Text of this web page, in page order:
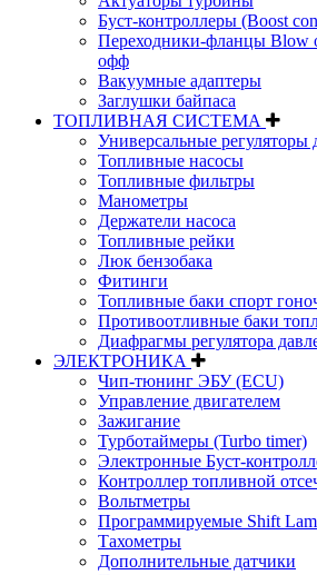
Буст-контроллеры (Boost
Переходники-фланцы Blow
офф
Вакуумные адаптеры
Заглушки байпаса
ТОПЛИВНАЯ СИСТЕМА
Универсальные регуляторы
Топливные насосы
Топливные фильтры
Манометры
Держатели насоса
Топливные рейки
Люк бензобака
Фитинги
Топливные баки спорт
Противоотливные баки
Диафрагмы регулятора
ЭЛЕКТРОНИКА
Чип-тюнинг ЭБУ (ECU)
Управление двигателем
Зажигание
Турботаймеры (Turbo timer)
Электронные Буст-
Контроллер топливной
Вольтметры
Программируемые Shift
Тахометры
Дополнительные датчики